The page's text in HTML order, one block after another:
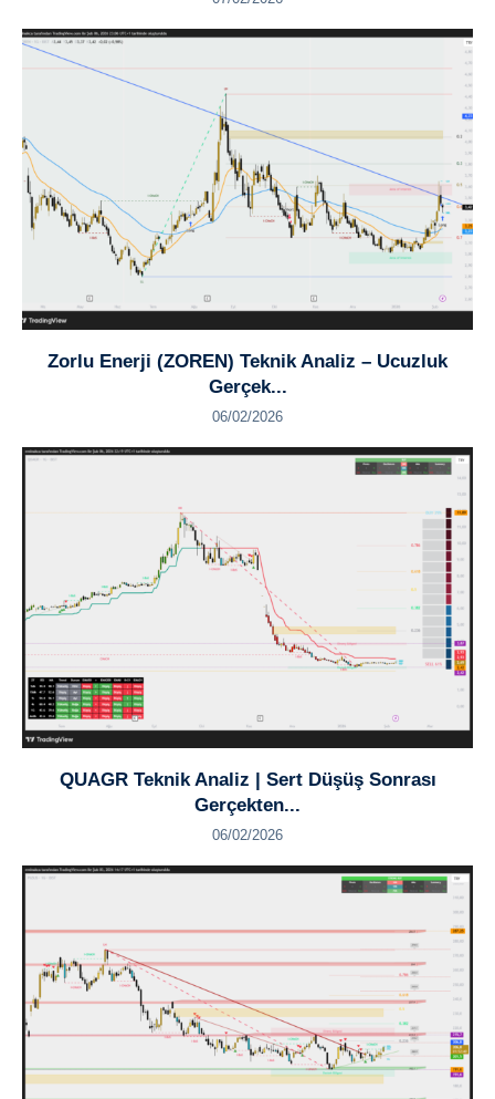
Zorlu Enerji (ZOREN) Teknik Analiz – Ucuzluk
Gerçek...
06/02/2026
QUAGR Teknik Analiz | Sert Düşüş Sonrası
Gerçekten...
06/02/2026